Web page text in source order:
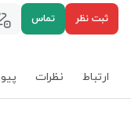
ثبت نظر تماس
ارتباط نظرات